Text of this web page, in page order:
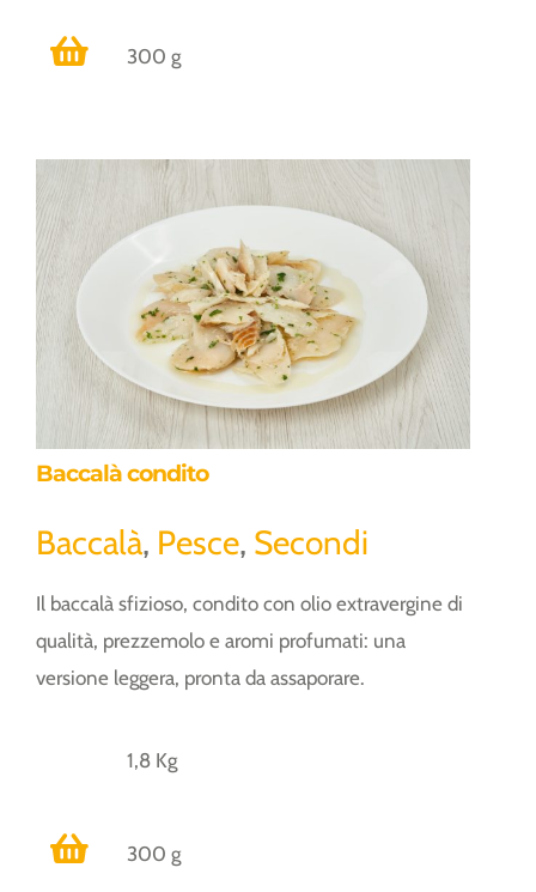
300 g
Baccalà condito
Baccalà, Pesce, Secondi
Il baccalà sfizioso, condito con olio extravergine di
qualità, prezzemolo e aromi profumati: una
versione leggera, pronta da assaporare.
1,8 Kg
300 g